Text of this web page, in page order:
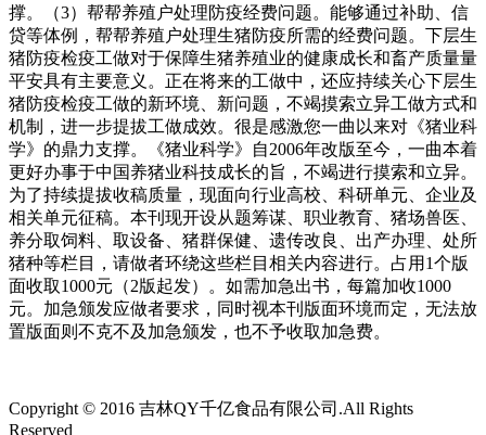
撑。（3）帮帮养殖户处理防疫经费问题。能够通过补助、信
贷等体例，帮帮养殖户处理生猪防疫所需的经费问题。下层生
猪防疫检疫工做对于保障生猪养殖业的健康成长和畜产质量量
平安具有主要意义。正在将来的工做中，还应持续关心下层生
猪防疫检疫工做的新环境、新问题，不竭摸索立异工做方式和
机制，进一步提拔工做成效。很是感激您一曲以来对《猪业科
学》的鼎力支撑。《猪业科学》自2006年改版至今，一曲本着
更好办事于中国养猪业科技成长的旨，不竭进行摸索和立异。
为了持续提拔收稿质量，现面向行业高校、科研单元、企业及
相关单元征稿。本刊现开设从题筹谋、职业教育、猪场兽医、
养分取饲料、取设备、猪群保健、遗传改良、出产办理、处所
猪种等栏目，请做者环绕这些栏目相关内容进行。占用1个版
面收取1000元（2版起发）。如需加急出书，每篇加收1000
元。加急颁发应做者要求，同时视本刊版面环境而定，无法放
置版面则不克不及加急颁发，也不予收取加急费。
Copyright © 2016 吉林QY千亿食品有限公司.All Rights
Reserved